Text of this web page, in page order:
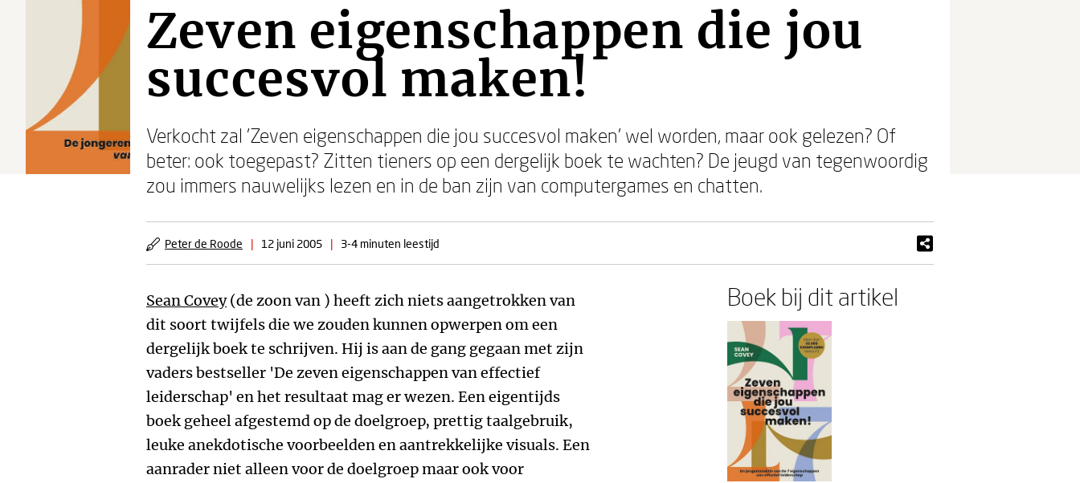
Zeven eigenschappen die jou
succesvol maken!
Verkocht zal 'Zeven eigenschappen die jou succesvol maken' wel worden, maar ook gelezen? Of
beter: ook toegepast? Zitten tieners op een dergelijk boek te wachten? De jeugd van tegenwoordig
zou immers nauwelijks lezen en in de ban zijn van computergames en chatten.
Peter de Roode | 12 juni 2005 | 3-4 minuten leestijd
Sean Covey(de zoon van ) heeft zich niets aangetrokken van
dit soort twijfels die we zouden kunnen opwerpen om een
dergelijk boek te schrijven. Hij is aan de gang gegaan met zijn
vaders bestseller 'De zeven eigenschappen van effectief
leiderschap' en het resultaat mag er wezen. Een eigentijds
boek geheel afgestemd op de doelgroep, prettig taalgebruik,
leuke anekdotische voorbeelden en aantrekkelijke visuals. Een
aanrader niet alleen voor de doelgroep maar ook voor
Boek bij dit artikel